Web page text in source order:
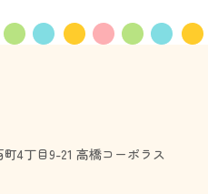
4丁目9-21 高橋コーポラス